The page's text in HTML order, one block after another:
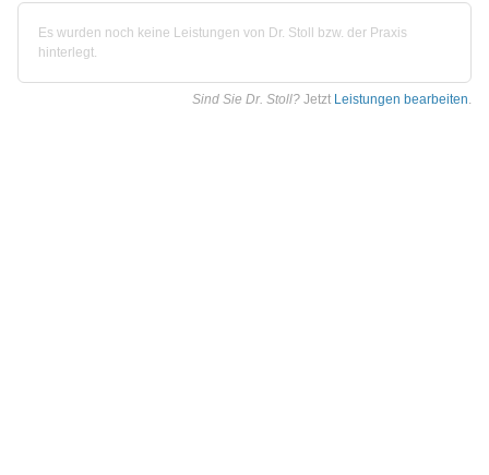
Es wurden noch keine Leistungen von Dr. Stoll bzw. der Praxis
hinterlegt.
Sind Sie Dr. Stoll? Jetzt Leistungen bearbeiten.